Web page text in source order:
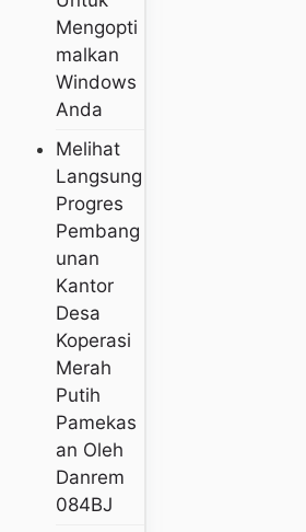
Mengopti
Malkan
Windows
Anda
Melihat
Langsung
Progres
Pembang
Unan
Kantor
Desa
Koperasi
Merah
Putih
Pamekas
An Oleh
Danrem
084BJ